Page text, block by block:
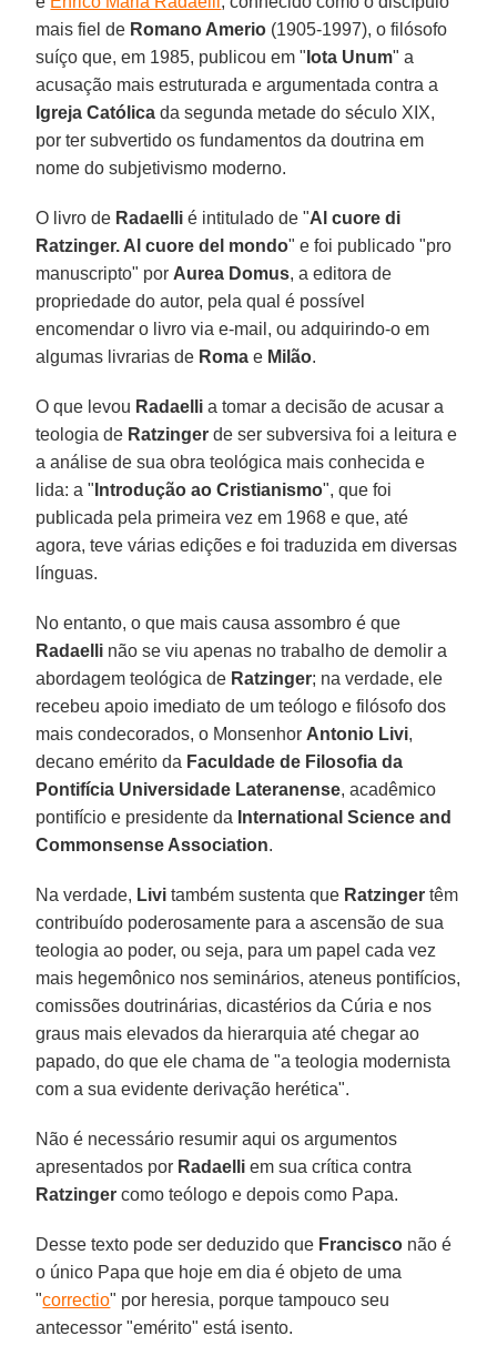
mais fiel de Romano Amerio (1905-1997), o filósofo
suíço que, em 1985, publicou em " Iota Unum" a
acusação mais estruturada e argumentada contra a
Igreja Católica da segunda metade do século XIX,
por ter subvertido os fundamentos da doutrina em
nome do subjetivismo moderno.
O livro de Radaelli é intitulado de "Al cuore di
Ratzinger. Al cuore del mondo" e foi publicado "pro
manuscripto" por Aurea Domus, a editora de
propriedade do autor, pela qual é possível
encomendar o livro via e-mail, ou adquirindo-o em
algumas livrarias de Roma e Milão.
O que levou Radaelli a tomar a decisão de acusar a
teologia de Ratzinger de ser subversiva foi a leitura e
a análise de sua obra teológica mais conhecida e
lida: a " Introdução ao Cristianismo", que foi
publicada pela primeira vez em 1968 e que, até
agora, teve várias edições e foi traduzida em diversas
línguas.
No entanto, o que mais causa assombro é que
Radaelli não se viu apenas no trabalho de demolir a
abordagem teológica de Ratzinger; na verdade, ele
recebeu apoio imediato de um teólogo e filósofo dos
mais condecorados, o Monsenhor Antonio Livi,
decano emérito da Faculdade de Filosofia da
Pontifícia Universidade Lateranense, acadêmico
pontifício e presidente da International Science and
Commonsense Association.
Na verdade, Livi também sustenta que Ratzinger têm
contribuído poderosamente para a ascensão de sua
teologia ao poder, ou seja, para um papel cada vez
mais hegemônico nos seminários, ateneus pontifícios,
comissões doutrinárias, dicastérios da Cúria e nos
graus mais elevados da hierarquia até chegar ao
papado, do que ele chama de "a teologia modernista
com a sua evidente derivação herética".
Não é necessário resumir aqui os argumentos
apresentados por Radaelli em sua crítica contra
Ratzinger como teólogo e depois como Papa.
Desse texto pode ser deduzido que Francisco não é
o único Papa que hoje em dia é objeto de uma
"correctio" por heresia, porque tampouco seu
antecessor "emérito" está isento.